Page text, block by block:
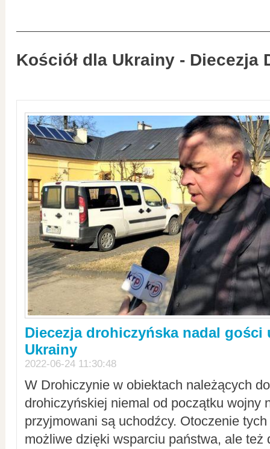
Kościół dla Ukrainy - Diecezja
Diecezja drohiczyńska nadal gości
Ukrainy
2022-06-24 11:30:48
W Drohiczynie w obiektach należących
drohiczyńskiej niemal od początku wojny
przyjmowani są uchodźcy. Otoczenie
możliwe dzięki wsparciu państwa, ale też